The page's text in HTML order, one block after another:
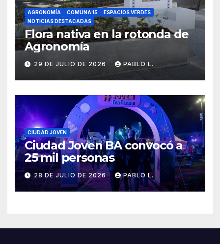
AGRONOMÍA COMUNA 15
ESPACIOS VERDES
NOTICIAS DESTACADAS
Flora nativa en la rotonda de
Agronomía
29 DE JULIO DE 2026 PABLO L.
CIUDAD JOVEN
Ciudad Joven BA convocó a
25 mil personas
28 DE JULIO DE 2026 PABLO L.